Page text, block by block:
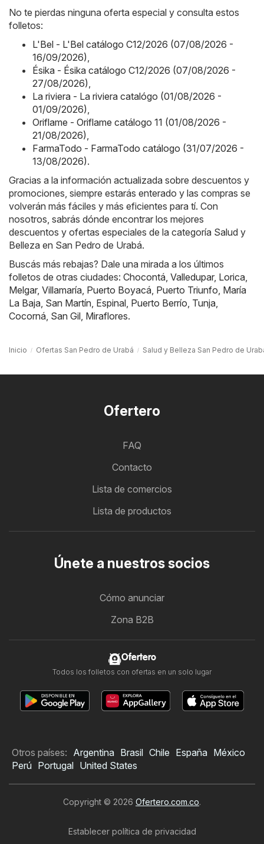
No te pierdas ninguna oferta especial y consulta estos
folletos:
L'Bel - L'Bel catálogo C12/2026 (07/08/2026 -
16/09/2026)
Ésika - Ésika catálogo C12/2026 (07/08/2026 -
27/08/2026)
La riviera - La riviera catalógo (01/08/2026 -
01/09/2026)
Oriflame - Oriflame catálogo 11 (01/08/2026 -
21/08/2026)
FarmaTodo - FarmaTodo catálogo (31/07/2026 -
13/08/2026).
Gracias a la información actualizada sobre descuentos y
promociones, siempre estarás enterado y las compras se
volverán más fáciles y más eficientes para tí. Con
nosotros, sabrás dónde encontrar los mejores
descuentos y ofertas especiales de la categoría Salud y
Belleza en San Pedro de Urabá.
Buscás más rebajas? Dale una mirada a los últimos
folletos de otras ciudades: Chocontá Valledupar, Lorica
Melgar, Villamaría Puerto Boyacá Puerto Triunfo María
La Baja San Martín Espinal Puerto Berrío Tunja
Cocorná San Gil Miraflores.
Inicio Ofertas San Pedro de Urabá Salud y Belleza San Pedro de
Ofertero
FAQ
Contacto
Lista de comercios
Lista de productos
Únete a nuestros socios
Cómo anunciar
Zona B2B
Ofertero
Todos los folletos con ofertas en un solo lugar
Otros países: Argentina Brasil Chile España México
Perú Portugal United States
Copyright © 2026 Ofertero.com.co.
Establecer política de privacidad